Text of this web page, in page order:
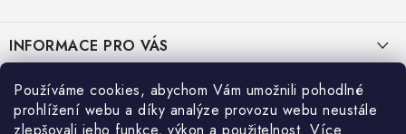
Používáme cookies, abychom Vám umožnili pohodlné
prohlížení webu a díky analýze provozu webu neustále
pINFORMACE PRO VÁS
KONTAKTY
POŠTOVNÉ A DOPRAVA
PRODEJNY BATTERY.CZ
Prodejna Brno - Pražákova ul.